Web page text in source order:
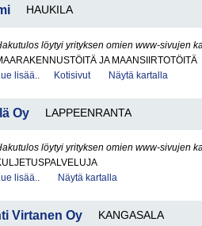
HAUKILA
löytyi yrityksen omien www-sivujen
JA MAANSIIRTOTÖITÄ
lisää..
Kotisivut Näytä kartalla
Oy LAPPEENRANTA
löytyi yrityksen omien www-sivujen
lisää..
Näytä kartalla
Virtanen Oy KANGASALA